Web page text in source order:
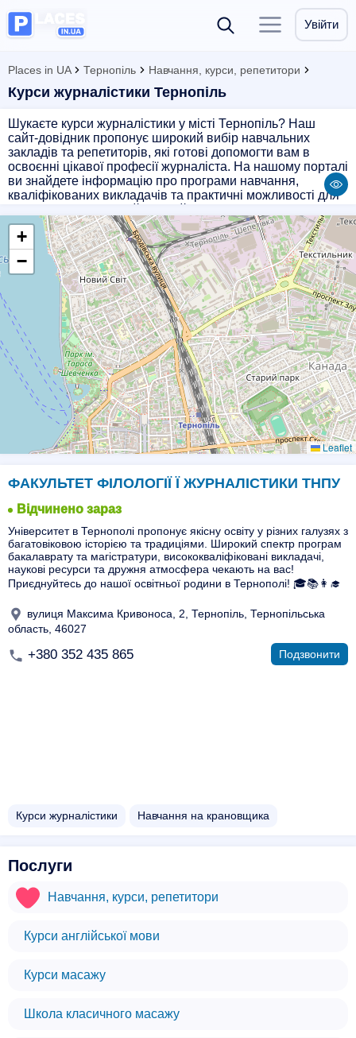
Увійти
Places in UA Тернопіль Навчання, курси, репетитори
Курси журналістики Тернопіль
Шукаєте курси журналістики у місті Тернопіль? Наш
сайт-довідник пропонує широкий вибір навчальних
закладів та репетиторів, які готові допомогти вам в
освоєнні цікавої професії журналіста. На нашому порталі
ви знайдете інформацію про програми навчання,
кваліфікованих викладачів та практичні можливості для
розвивайте свої професійні навички в сфері
журналістики разом з нами.
+
−
Leaflet
ФАКУЛЬТЕТ ФІЛОЛОГІЇ Ї ЖУРНАЛІСТИКИ ТНПУ
Відчинено зараз
Університет в Тернополі пропонує якісну освіту у різних галузях з
багатовіковою історією та традиціями. Широкий спектр програм
бакалаврату та магістратури, висококваліфіковані викладачі,
наукові ресурси та дружня атмосфера чекають на вас!
Приєднуйтесь до нашої освітньої родини в Тернополі! 🎓📚👩‍🎓
вулиця Максима Кривоноса, 2, Тернопіль, Тернопільська
область, 46027
+380 352 435 865 Подзвонити
Курси журналістики Навчання на крановщика
Послуги
Навчання, курси, репетитори
Курси англійської мови
Курси масажу
Школа класичного масажу